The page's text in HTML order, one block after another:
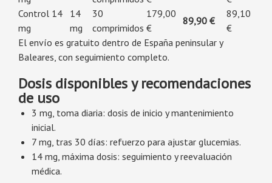
Control 14
mg
14
mg
30
comprimidos
179,00
€
89,90 €
89,10
€
El envío es gratuito dentro de España peninsular y
Baleares, con seguimiento completo.
Dosis disponibles y recomendaciones
de uso
3 mg, toma diaria: dosis de inicio y mantenimiento
inicial.
7 mg, tras 30 días: refuerzo para ajustar glucemias.
14 mg, máxima dosis: seguimiento y reevaluación
médica.